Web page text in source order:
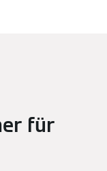
für